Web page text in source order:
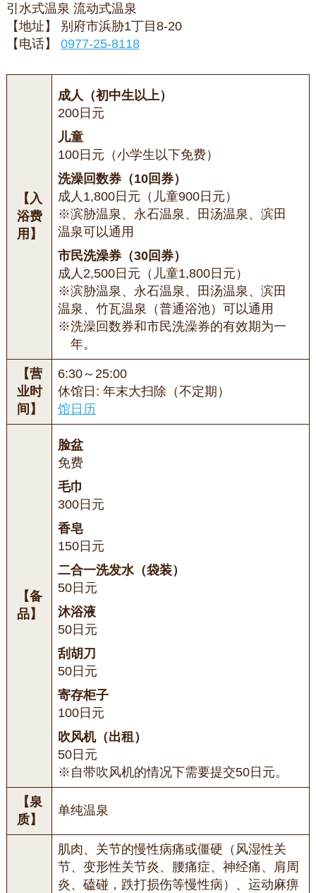
引水式温泉 流动式温泉
【地址】 别府市浜胁1丁目8-20
【电话】 0977-25-8118
【入
浴费
用】
成人（初中生以上）
200日元
儿童
100日元（小学生以下免费）
洗澡回数券（10回券）
成人1,800日元（儿童900日元）
※滨胁温泉、永石温泉、田汤温泉、滨田
温泉可以通用
市民洗澡券（30回券）
成人2,500日元（儿童1,800日元）
※滨胁温泉、永石温泉、田汤温泉、滨田
温泉、竹瓦温泉（普通浴池）可以通用
※洗澡回数券和市民洗澡券的有效期为一
年。
【营
业时
间】
6:30～25:00
休馆日: 年末大扫除（不定期）
馆日历
【备
品】
脸盆
免费
毛巾
300日元
香皂
150日元
二合一洗发水（袋装）
50日元
沐浴液
50日元
刮胡刀
50日元
寄存柜子
100日元
吹风机（出租）
50日元
※自带吹风机的情况下需要提交50日元。
【泉
质】
单纯温泉
肌肉、关节的慢性病痛或僵硬（风湿性关
节、变形性关节炎、腰痛症、神经痛、肩周
炎、磕碰，跌打损伤等慢性病）、运动麻痹